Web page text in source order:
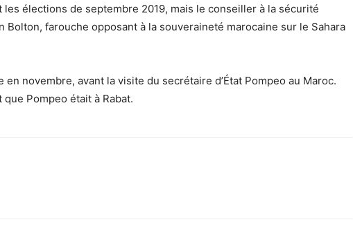
les élections de septembre 2019, mais le conseiller à la sécurité
Bolton, farouche opposant à la souveraineté marocaine sur le Sahara
novembre, avant la visite du secrétaire d’État Pompeo au Maroc.
Pompeo était à Rabat.